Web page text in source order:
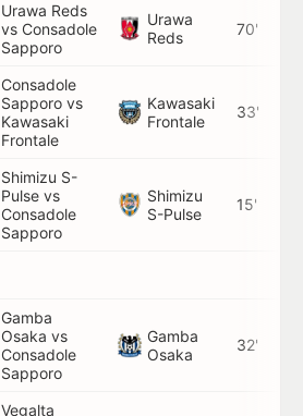
Urawa Reds
vs Consadole
Sapporo
Urawa
Reds
70'
Consadole
Sapporo vs
Kawasaki
Frontale
Kawasaki
Frontale
33'
Shimizu S-
Pulse vs
Consadole
Sapporo
Shimizu
S-Pulse
15'
Gamba
Osaka vs
Consadole
Sapporo
Gamba
Osaka
32'
Vegalta